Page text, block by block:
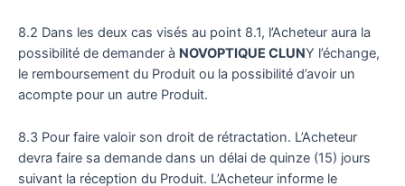
8.2 Dans les deux cas visés au point 8.1, l’Acheteur aura la
possibilité de demander à NOVOPTIQUE CLUNY l’échange,
le remboursement du Produit ou la possibilité d’avoir un
acompte pour un autre Produit.
8.3 Pour faire valoir son droit de rétractation. L’Acheteur
devra faire sa demande dans un délai de quinze (15) jours
suivant la réception du Produit. L’Acheteur informe le